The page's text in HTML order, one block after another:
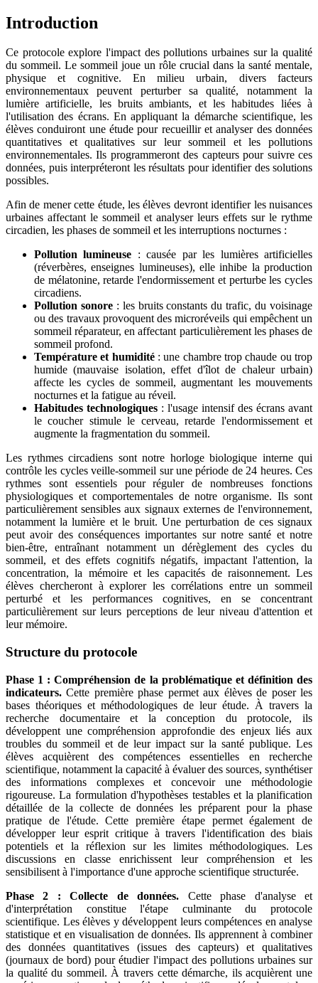
Introduction
Ce protocole explore l'impact des pollutions urbaines sur la qualité
du sommeil. Le sommeil joue un rôle crucial dans la santé mentale,
physique et cognitive. En milieu urbain, divers facteurs
environnementaux peuvent perturber sa qualité, notamment la
lumière artificielle, les bruits ambiants, et les habitudes liées à
l'utilisation des écrans. En appliquant la démarche scientifique, les
élèves conduiront une étude pour recueillir et analyser des données
quantitatives et qualitatives sur leur sommeil et les pollutions
environnementales. Ils programmeront des capteurs pour suivre ces
données, puis interpréteront les résultats pour identifier des solutions
possibles.
Afin de mener cette étude, les élèves devront identifier les nuisances
urbaines affectant le sommeil et analyser leurs effets sur le rythme
circadien, les phases de sommeil et les interruptions nocturnes :
Pollution lumineuse : causée par les lumières artificielles
(réverbères, enseignes lumineuses), elle inhibe la production
de mélatonine, retarde l'endormissement et perturbe les cycles
circadiens.
Pollution sonore: les bruits constants du trafic, du voisinage
ou des travaux provoquent des microréveils qui empêchent un
sommeil réparateur, en affectant particulièrement les phases de
sommeil profond.
Température et humidité: une chambre trop chaude ou trop
humide (mauvaise isolation, effet d'îlot de chaleur urbain)
affecte les cycles de sommeil, augmentant les mouvements
nocturnes et la fatigue au réveil.
Habitudes technologiques : l'usage intensif des écrans avant
le coucher stimule le cerveau, retarde l'endormissement et
augmente la fragmentation du sommeil.
Les rythmes circadiens sont notre horloge biologique interne qui
contrôle les cycles veille-sommeil sur une période de 24 heures. Ces
rythmes sont essentiels pour réguler de nombreuses fonctions
physiologiques et comportementales de notre organisme. Ils sont
particulièrement sensibles aux signaux externes de l'environnement,
notamment la lumière et le bruit. Une perturbation de ces signaux
peut avoir des conséquences importantes sur notre santé et notre
bien-être, entraînant notamment un dérèglement des cycles du
sommeil, et des effets cognitifs négatifs, impactant l'attention, la
concentration, la mémoire et les capacités de raisonnement. Les
élèves chercheront à explorer les corrélations entre un sommeil
perturbé et les performances cognitives, en se concentrant
particulièrement sur leurs perceptions de leur niveau d'attention et
leur mémoire.
Structure du protocole
Phase 1 : Compréhension de la problématique et définition des
indicateurs. Cette première phase permet aux élèves de poser les
bases théoriques et méthodologiques de leur étude. À travers la
recherche documentaire et la conception du protocole, ils
développent une compréhension approfondie des enjeux liés aux
troubles du sommeil et de leur impact sur la santé publique. Les
élèves acquièrent des compétences essentielles en recherche
scientifique, notamment la capacité à évaluer des sources, synthétiser
des informations complexes et concevoir une méthodologie
rigoureuse. La formulation d'hypothèses testables et la planification
détaillée de la collecte de données les préparent pour la phase
pratique de l'étude. Cette première étape permet également de
développer leur esprit critique à travers l'identification des biais
potentiels et la réflexion sur les limites méthodologiques. Les
discussions en classe enrichissent leur compréhension et les
sensibilisent à l'importance d'une approche scientifique structurée.
Phase 2 : Collecte de données. Cette phase d'analyse et
d'interprétation constitue l'étape culminante du protocole
scientifique. Les élèves y développent leurs compétences en analyse
statistique et en visualisation de données. Ils apprennent à combiner
des données quantitatives (issues des capteurs) et qualitatives
(journaux de bord) pour étudier l'impact des pollutions urbaines sur
la qualité du sommeil. À travers cette démarche, ils acquièrent une